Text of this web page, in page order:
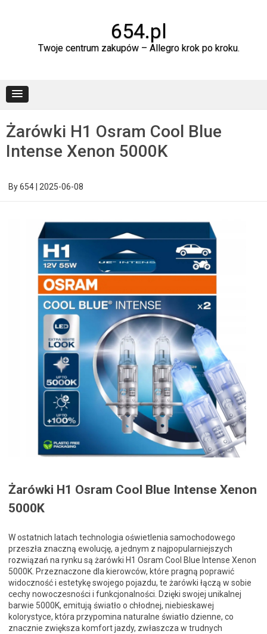
654.pl
Twoje centrum zakupów – Allegro krok po kroku.
Żarówki H1 Osram Cool Blue
Intense Xenon 5000K
By654 2025-06-08
Żarówki H1 Osram Cool Blue Intense Xenon
5000K
W ostatnich latach technologia oświetlenia samochodowego
przeszła znaczną ewolucję, a jednym z najpopularniejszych
rozwiązań na rynku są żarówki H1 Osram Cool Blue Intense Xenon
5000K. Przeznaczone dla kierowców, które pragną poprawić
widoczność i estetykę swojego pojazdu, te żarówki łączą w sobie
cechy nowoczesności i funkcjonalności. Dzięki swojej unikalnej
barwie 5000K, emitują światło o chłodnej, niebieskawej
kolorystyce, która przypomina naturalne światło dzienne, co
znacznie zwiększa komfort jazdy, zwłaszcza w trudnych